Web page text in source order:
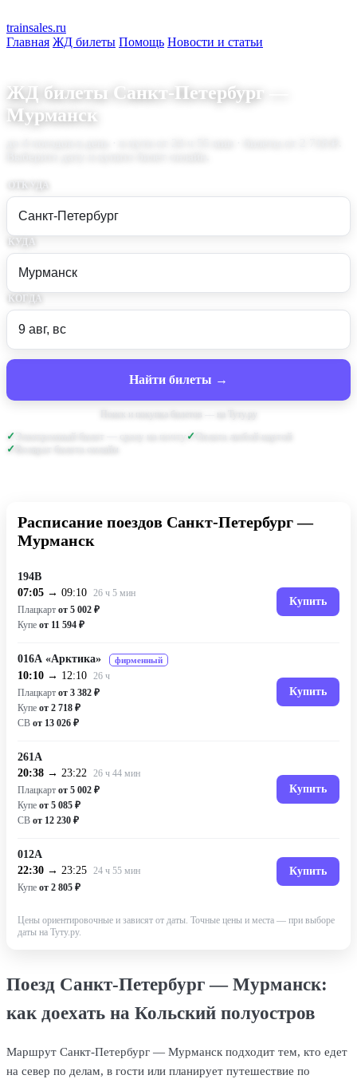
trainsales.ru
Главная ЖД билеты Помощь Новости и статьи
ЖД билеты Санкт-Петербург —
Мурманск
ОТКУДА
КУДА
КОГДА
Найти билеты →
Электронный билет — сразу на почту
Оплата любой картой
Возврат билета онлайн
Расписание поездов Санкт-Петербург —
Мурманск
194В
07:05 → 09:10 26 ч 5 мин
Плацкарт от 5 002 ₽
Купе от 11 594 ₽
Купить
016А «Арктика» фирменный
10:10 → 12:10
26 ч
Плацкарт от 3 382 ₽
Купе от 2 718 ₽
СВ от 13 026 ₽
Купить
261А
20:38 → 23:22
26 ч 44 мин
Плацкарт от 5 002 ₽
Купе от 5 085 ₽
СВ от 12 230 ₽
Купить
012А
22:30 → 23:25
24 ч 55 мин
Купе от 2 805 ₽
Купить
Цены ориентировочные и зависят от даты. Точные цены и места — при выборе
даты на Туту.ру.
Поезд Санкт-Петербург — Мурманск:
как доехать на Кольский полуостров
Маршрут Санкт-Петербург — Мурманск подходит тем, кто едет
на север по делам, в гости или планирует путешествие по